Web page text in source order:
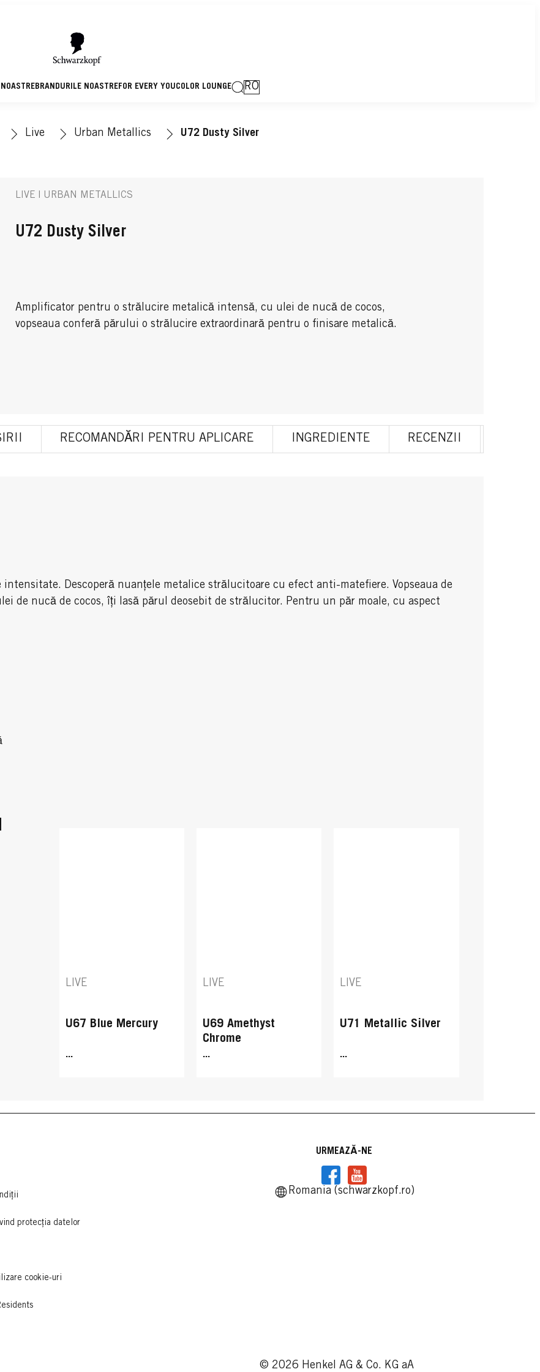
BRANDURILE NOASTREFOR EVERY YOUCOLOR LOUNGE RO
Live Urban Metallics U72 Dusty Silver
LIVE | URBAN METALLICS
U72 Dusty Silver
Amplificator pentru o strălucire metalică intensă, cu ulei de nucă de cocos,
vopseaua conferă părului o strălucire extraordinară pentru o finisare metalică.
RECOMANDĂRI PENTRU APLICARE INGREDIENTE RECENZII
Descoperă nuanțele metalice strălucitoare cu efect anti-matefiere. Vopseaua de
de nucă de cocos, îți lasă părul deosebit de strălucitor. Pentru un păr moale, cu aspect
LIVE
U67 Blue Mercury
...
LIVE
U69 Amethyst
Chrome
...
LIVE
U71 Metallic Silver
...
protecția datelor
cookie-uri
URMEAZĂ-NE
Romania (schwarzkopf.ro)
© 2026 Henkel AG & Co. KG aA